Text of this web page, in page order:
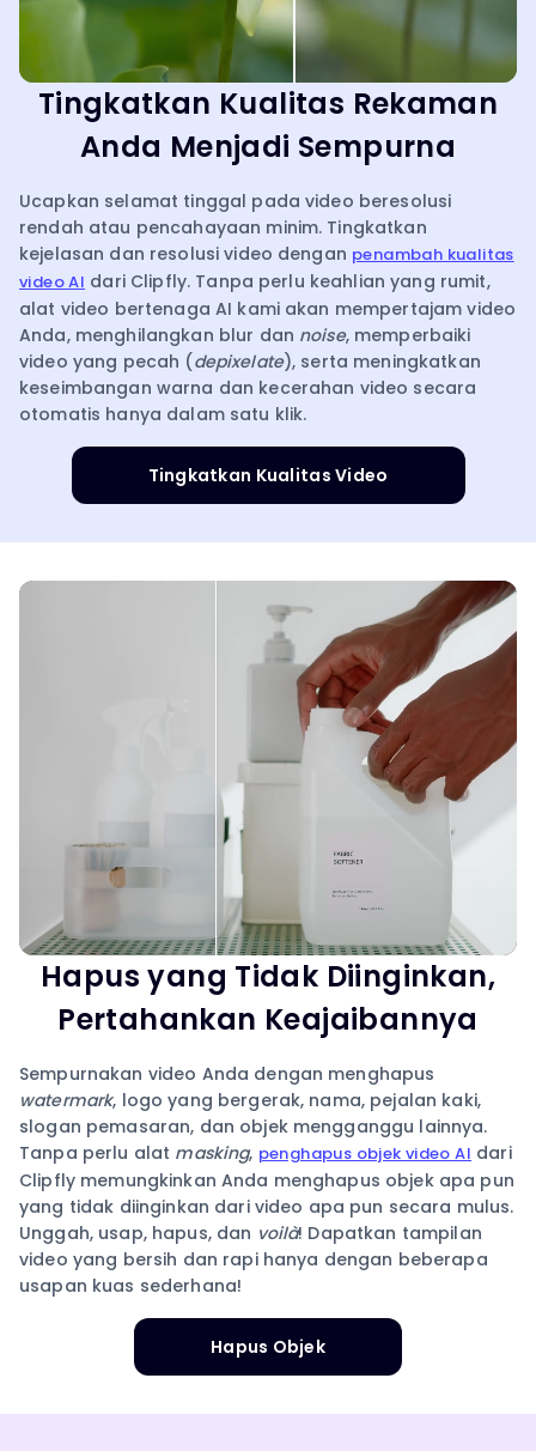
Tingkatkan Kualitas Rekaman
Anda Menjadi Sempurna
Ucapkan selamat tinggal pada video beresolusi
rendah atau pencahayaan minim. Tingkatkan
kejelasan dan resolusi video dengan penambah kualitas
video AI dari Clipfly. Tanpa perlu keahlian yang rumit,
alat video bertenaga AI kami akan mempertajam video
Anda, menghilangkan blur dan noise, memperbaiki
video yang pecah (depixelate), serta meningkatkan
keseimbangan warna dan kecerahan video secara
otomatis hanya dalam satu klik.
Tingkatkan Kualitas Video
Hapus yang Tidak Diinginkan,
Pertahankan Keajaibannya
Sempurnakan video Anda dengan menghapus
watermark, logo yang bergerak, nama, pejalan kaki,
slogan pemasaran, dan objek mengganggu lainnya.
Tanpa perlu alat masking, penghapus objek video AI dari
Clipfly memungkinkan Anda menghapus objek apa pun
yang tidak diinginkan dari video apa pun secara mulus.
Unggah, usap, hapus, dan voilà! Dapatkan tampilan
video yang bersih dan rapi hanya dengan beberapa
usapan kuas sederhana!
Hapus Objek